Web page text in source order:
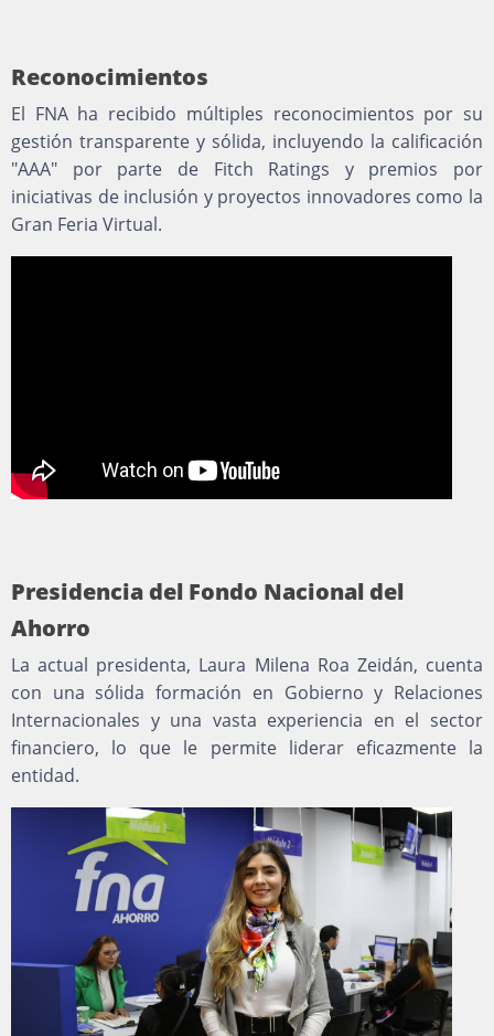
Reconocimientos
El FNA ha recibido múltiples reconocimientos por su
gestión transparente y sólida, incluyendo la calificación
"AAA" por parte de Fitch Ratings y premios por
iniciativas de inclusión y proyectos innovadores como la
Gran Feria Virtual.
Presidencia del Fondo Nacional del
Ahorro
La actual presidenta, Laura Milena Roa Zeidán, cuenta
con una sólida formación en Gobierno y Relaciones
Internacionales y una vasta experiencia en el sector
financiero, lo que le permite liderar eficazmente la
entidad.